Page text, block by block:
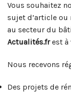
Vous souhaitez
sujet d’article
au secteur du
Actualités.frest à
Nous recevons
Des projets de